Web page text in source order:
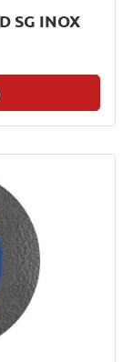
SG INOX